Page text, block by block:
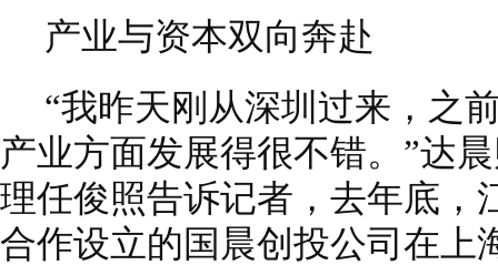
产业与资本双向奔赴
“我昨天刚从深圳过来，之
产业方面发展得很不错。”达
理任俊照告诉记者，去年底，
合作设立的国晨创投公司在上